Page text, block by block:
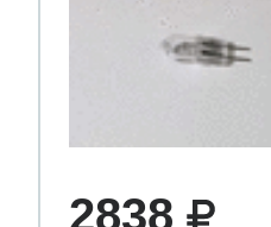
2838